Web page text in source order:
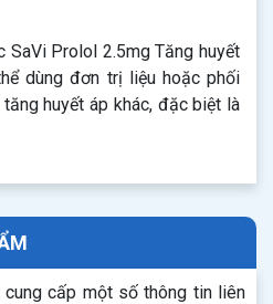
SaVi Prolol 2.5mg Tăng huyết
dùng đơn trị liệu hoặc phối
huyết áp khác, đặc biệt là
cung cấp một số thông tin liên